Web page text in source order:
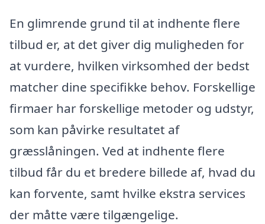
En glimrende grund til at indhente flere
tilbud er, at det giver dig muligheden for
at vurdere, hvilken virksomhed der bedst
matcher dine specifikke behov. Forskellige
firmaer har forskellige metoder og udstyr,
som kan påvirke resultatet af
græsslåningen. Ved at indhente flere
tilbud får du et bredere billede af, hvad du
kan forvente, samt hvilke ekstra services
der måtte være tilgængelige.